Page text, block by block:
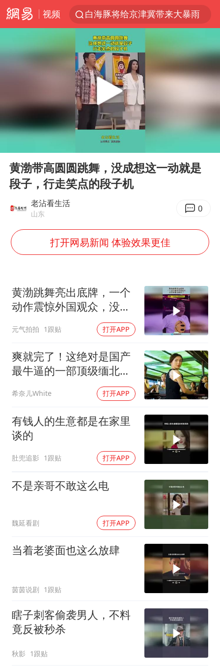
视频
白海豚将给京津冀带来大暴雨
《披荆斩棘2026》阵容官宣
国足U17与阿森纳决赛取消 并列冠军
2025年小学教师减少13.19万
以军士兵把枪口对准中国记者
上门女婿出轨女邻居多年被判重婚罪
韩军前线部队连曝丑闻
女子发现前夫婚内与第三者育子
《龙餐馆》 冲奖
挡“张雪机车”民进党当局怕什么
香港高温刷新历史纪录
中国第1高楼阻尼器摆动明显
奋力开创中国式现代化建设新局面
Play
黄渤带高圆圆跳舞，没成想这一动就是
段子，行走笑点的段子机
老沾看生活
山东 0
打开网易新闻 体验效果更佳
黄渤跳舞亮出底牌，一个
动作震惊外国观众，没想
元气拍拍 1跟贴 打开APP
爽就完了！这绝对是国产
最牛逼的一部顶级缅北犯
希奈儿White 打开APP
有钱人的生意都是在家里
谈的
肚兜追影 1跟贴 打开APP
不是亲哥不敢这么电
魏延看剧 打开APP
当着老婆面也这么放肆
茵茵说剧 1跟贴
瞎子刺客偷袭男人，不料
竟反被秒杀
秋影 1跟贴